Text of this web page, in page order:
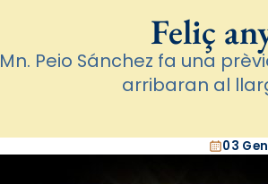
Feliç
Mn. Peio Sánchez fa una
arribaran al
03